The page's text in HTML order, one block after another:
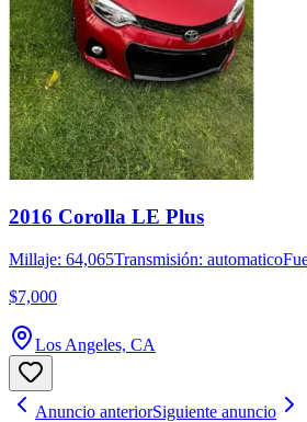
2016 Corolla LE Plus
Millaje: 64,065Transmisión: automatico
$7,000
Los Angeles, CA
Anuncio anteriorSiguiente anuncio